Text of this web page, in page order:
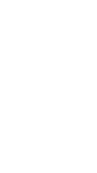
？
）
2027）